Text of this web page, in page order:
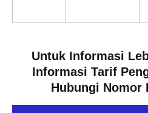
Untuk Informasi
Informasi Tarif
Hubungi Nomor